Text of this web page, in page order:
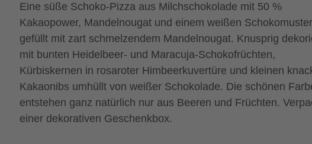
Eine süße Schoko-Pizza aus Milchschokolade mit 50 %
Kakaopower, Mandelnougat und einem weißen
gefüllt mit zart schmelzendem Mandelnougat. Knusprig
mit bunten Heidelbeer- und Maracuja-Schokofrüchten,
Kürbiskernen in rosaroter Himbeerkuvertüre und kleinen
Kakaonibs umhüllt von weißer Schokolade. Die schönen
entstehen ganz natürlich nur aus Beeren und Früchten.
einer dekorativen Geschenkbox.